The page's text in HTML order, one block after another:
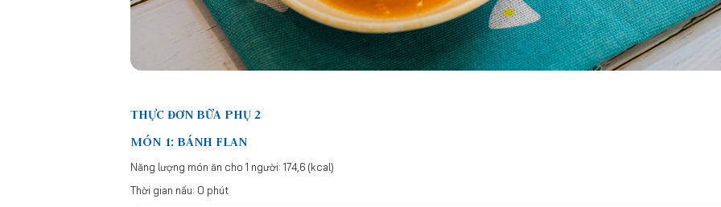
THỰC ĐƠN BỮA PHỤ 2
MÓN 1: BÁNH FLAN
Năng lượng món ăn cho 1 người: 174,6 (kcal)
Thời gian nấu: 0 phút